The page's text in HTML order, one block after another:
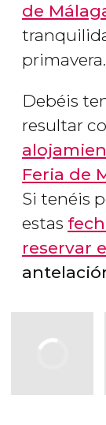
de
primavera.
Debéis
resultar
Feria de
Si tenéis
estas
reservar